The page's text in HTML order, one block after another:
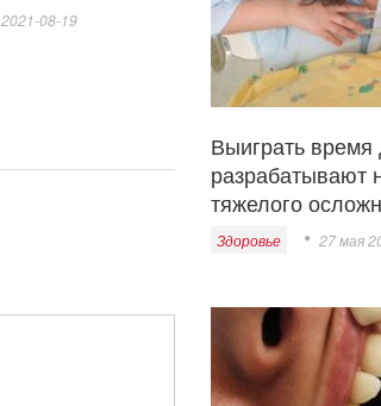
2021-08-19
Выиграть
разрабатывают
тяжелого
Здоровье 27 мая